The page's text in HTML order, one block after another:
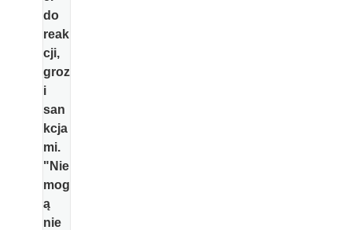
do
reak
cji,
groz
i
san
kcja
mi.
"Nie
mog
ą
nie